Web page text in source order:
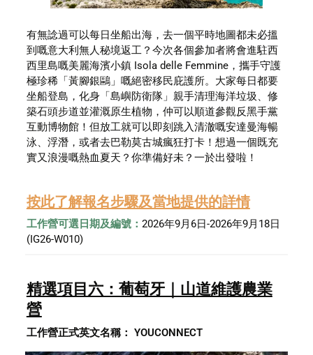
有無諗過可以每日坐船出海，去一個平時地圖都未必搵
到嘅意大利無人秘境返工？今次各個參加者將會進駐西
西里島嘅美麗海濱小鎮 Isola delle Femmine，攜手守護
極珍稀「黃腳銀鷗」嘅絕密移民庇護所。大家每日都要
坐船登島，化身「島嶼防衛隊」親手清理海洋垃圾、修
築石頭步道並灌溉原生植物，仲可以順道參觀反黑手黨
互動博物館！但放工就可以即刻跳入清澈嘅安達曼海暢
泳、浮潛，或者去巴勒莫古城瘋狂打卡！想過一個既充
實又浪漫嘅熱血夏天？你準備好未？一於出發啦！
按此了解報名步驟及當地提供的詳情
工作營可選日期及編號： 2026年9月6日-2026年9月18日
(IG26-W010)
精選項目六：葡萄牙｜山道維護農業
營
工作營正式英文名稱： YOUCONNECT